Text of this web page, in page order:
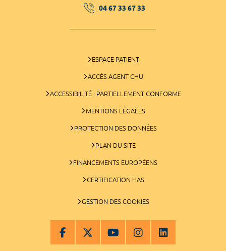
04 67 33 67 33
ESPACE PATIENT
ACCÈS AGENT CHU
ACCESSIBILITÉ : PARTIELLEMENT CONFORME
MENTIONS LÉGALES
PROTECTION DES DONNÉES
PLAN DU SITE
FINANCEMENTS EUROPÉENS
CERTIFICATION HAS
GESTION DES COOKIES